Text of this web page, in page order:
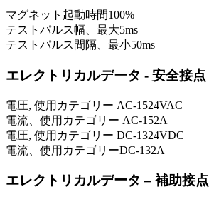
マグネット起動時間100%
テストパルス幅、最大5ms
テストパルス間隔、最小50ms
エレクトリカルデータ - 安全接点
電圧, 使用カテゴリー AC-1524VAC
電流、使用カテゴリー AC-152A
電圧, 使用カテゴリー DC-1324VDC
電流、使用カテゴリーDC-132A
エレクトリカルデータ – 補助接点